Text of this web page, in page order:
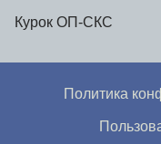
Курок ОП-СКС
Политика